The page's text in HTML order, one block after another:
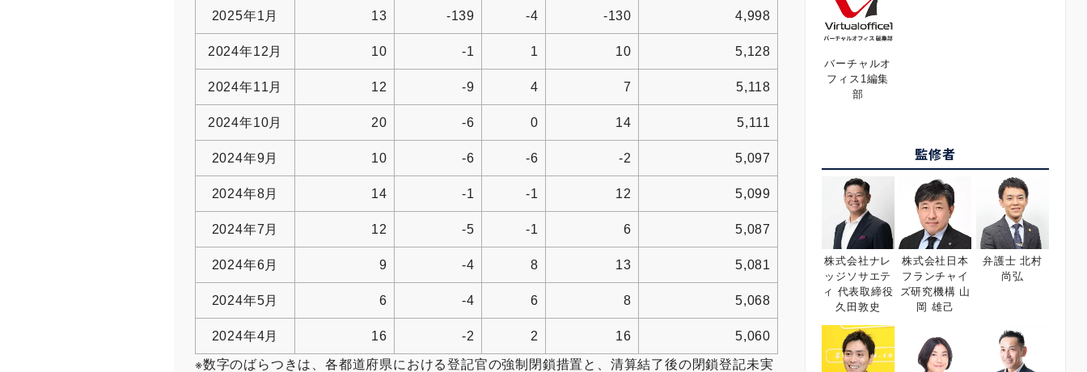
2025年1月 13 -139 -4 -130 4,998
2024年12月 10 -1 1 10 5,128
2024年11月 12 -9 4 7 5,118
2024年10月 20 -6 0 14 5,111
2024年9月 10 -6 -6 -2 5,097
2024年8月 14 -1 -1 12 5,099
2024年7月 12 -5 -1 6 5,087
2024年6月 9 -4 8 13 5,081
2024年5月 6 -4 6 8 5,068
2024年4月 16 -2 2 16 5,060
※数字のばらつきは、各都道府県における登記官の強制閉鎖措置と、清算結了後の閉鎖登記未実
バーチャルオ
フィス1編集
部
監修者
株式会社ナレ
ッジソサエテ
ィ 代表取締役
久田敦史
株式会社日本
フランチャイ
ズ研究機構 山
岡 雄己
弁護士 北村
尚弘